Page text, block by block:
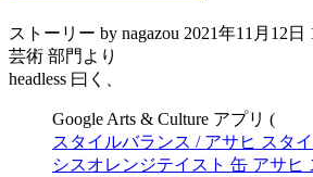
ストーリー by nagazou 2021年11月12日
芸術 部門より
headless 曰く、
Google Arts & Culture アプリ (
スタイルバランス / アサヒ スタ
シスオレンジテイスト 缶 アサヒ